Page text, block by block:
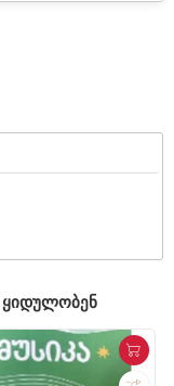
ᲧᲘᲓᲣᲚᲝᲑᲔᲜ